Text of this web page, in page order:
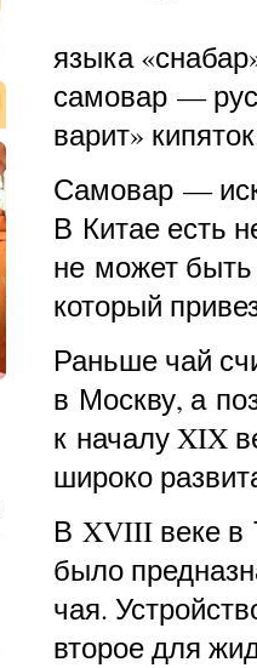
языка
самовар —
варит»
Самовар —
В Китае есть
не может
который
Раньше чай
в Москву, а
к началу XIX
широко
В XVIII веке в
было
чая.
второе для